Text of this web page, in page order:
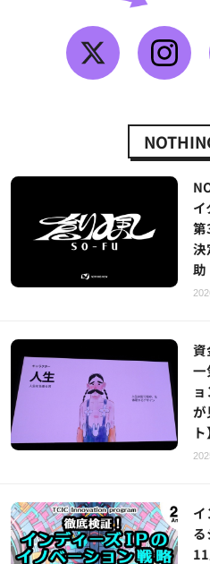
イ
第
決
助
資
一
が
ト】